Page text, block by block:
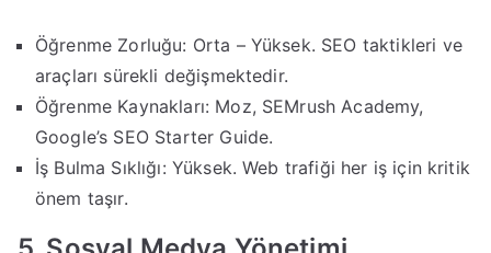
Öğrenme Zorluğu: Orta – Yüksek. SEO taktikleri ve
araçları sürekli değişmektedir.
Öğrenme Kaynakları: Moz, SEMrush Academy,
Google’s SEO Starter Guide.
İş Bulma Sıklığı: Yüksek. Web trafiği her iş için kritik
önem taşır.